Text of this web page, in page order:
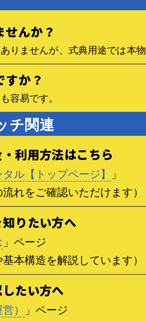
んか？
りませんが、式典用途では本物
か？
容易です。
チ関連
利用方法はこちら
ル【トップページ】
」
れをご確認いただけます）
りたい方へ
」ページ
本構造を解説しています）
たい方へ
）
」ページ